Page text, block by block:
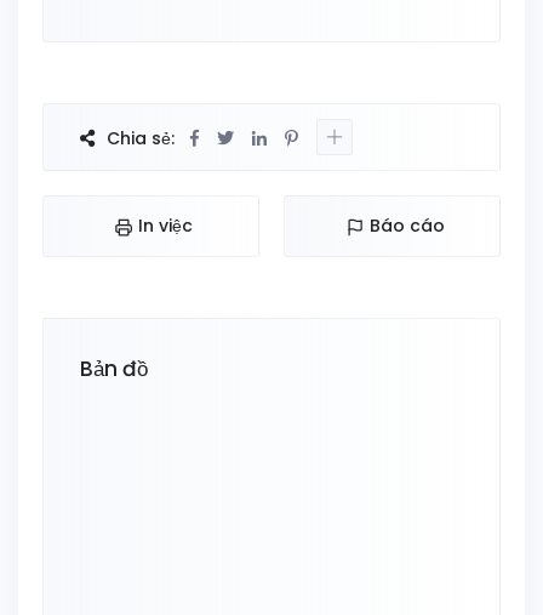
Chia sẻ:
In việc Báo cáo
Bản đồ